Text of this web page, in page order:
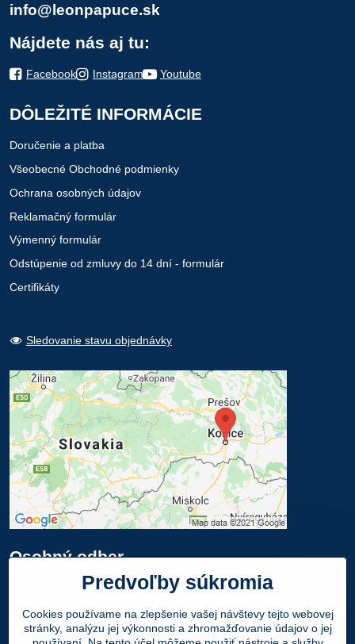
info@leonpapuce.sk
Nájdete nás aj tu:
Facebook Instagram Youtube
DÔLEŽITÉ INFORMÁCIE
Doručenie a platba
Všeobecné Obchodné podmienky
Ochrana osobných údajov
Reklamačný formulár
Výmenný formulár
Odstúpenie od zmluvy do 14 dní - formulár
Certifikáty
Sledovanie stavu objednávky
Osobný odber
Navštívte našu predajňu - SHOWROOM
Obuv LEON, Mlynská 21, 040 01 Košice
Váš Objednaný tovar si môžete ZADARMO
Predvoľby súkromia
Cookies používame na zlepšenie vašej návštevy tejto webovej
stránky, analýzu jej výkonnosti a zhromažďovanie údajov o jej